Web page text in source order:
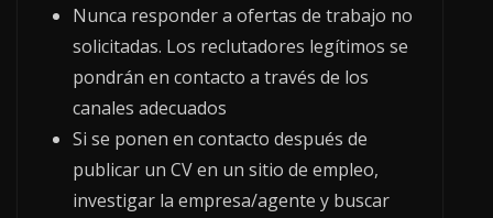
Nunca responder a ofertas de trabajo no
solicitadas. Los reclutadores legítimos se
pondrán en contacto a través de los
canales adecuados
Si se ponen en contacto después de
publicar un CV en un sitio de empleo,
investigar la empresa/agente y buscar